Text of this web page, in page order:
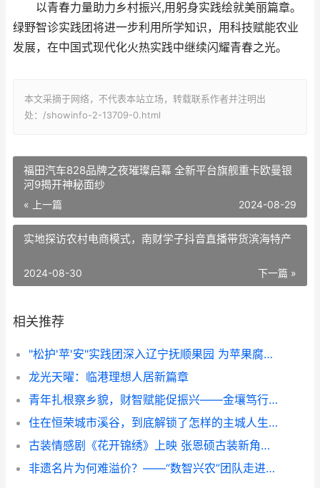
以青春力量助力乡村振兴,用躬身实践绘就美丽篇章。
绿野智诊实践团将进一步利用所学知识，用科技赋能农业
发展，在中国式现代化火热实践中继续闪耀青春之光。
本文采摘于网络，不代表本站立场，转载联系作者并注明出
处：/showinfo-2-13709-0.html
福田汽车828品牌之夜璀璨启幕 全新平台旗舰重卡欧曼银
河9揭开神秘面纱 ​
« 上一篇 2024-08-29
实地探访农村电商模式，南财学子抖音直播带货滨海特产
下一篇 »
2024-08-30
相关推荐
"松护'苹'安"实践团深入辽宁抚顺果园 为苹果腐烂病绿色防控"把脉开方"
​龙光天曜：临港理想人居新篇章
青年扎根察乡貌，财智赋能促振兴——金壤笃行，乡建新研实践队三下乡实践新乡村
住在恒荣城市溪谷，到底解锁了怎样的主城人生？
古装情感剧《花开锦绣》上映 张恩硕古装新角色点燃暑期
非遗名片为何难溢价？——“数智兴农”团队走进广德黄金芽交易市场